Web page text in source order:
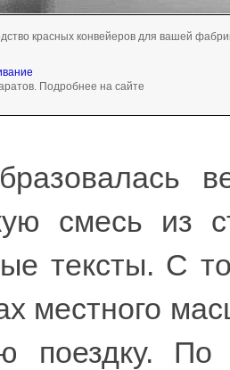
красных конвейеров для вашей
Подробнее на сайте
смесь из
тексты. С
местного
поездку.